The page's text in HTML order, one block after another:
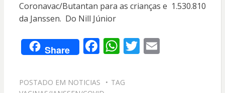
Coronavac/Butantan para as crianças e 1.530.810
da Janssen. Do Nill Júnior
Share F
e
W
at
T E
POSTADO EM NOTICIAS
TAG